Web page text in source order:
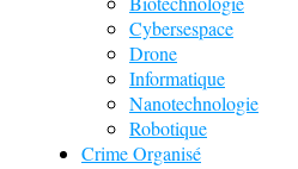
Cybersespace
Drone
Informatique
Nanotechnologie
Robotique
Crime Organisé